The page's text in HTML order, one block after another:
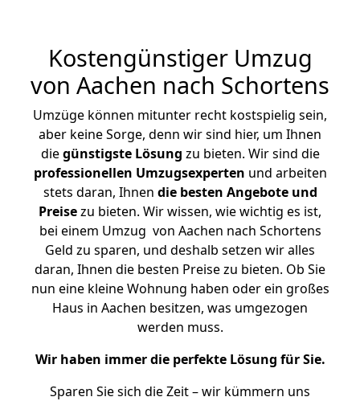
Kostengünstiger Umzug
von Aachen nach Schortens
Umzüge können mitunter recht kostspielig sein,
aber keine Sorge, denn wir sind hier, um Ihnen
diegünstigste Lösung zu bieten. Wir sind die
professionellen Umzugsexperten und arbeiten
stets daran, Ihnen die besten Angebote und
Preisezu bieten. Wir wissen, wie wichtig es ist,
bei einem Umzug von Aachen nach Schortens
Geld zu sparen, und deshalb setzen wir alles
daran, Ihnen die besten Preise zu bieten. Ob Sie
nun eine kleine Wohnung haben oder ein großes
Haus in Aachen besitzen, was umgezogen
werden muss.
Wir haben immer die perfekte Lösung für Sie.
Sparen Sie sich die Zeit – wir kümmern uns